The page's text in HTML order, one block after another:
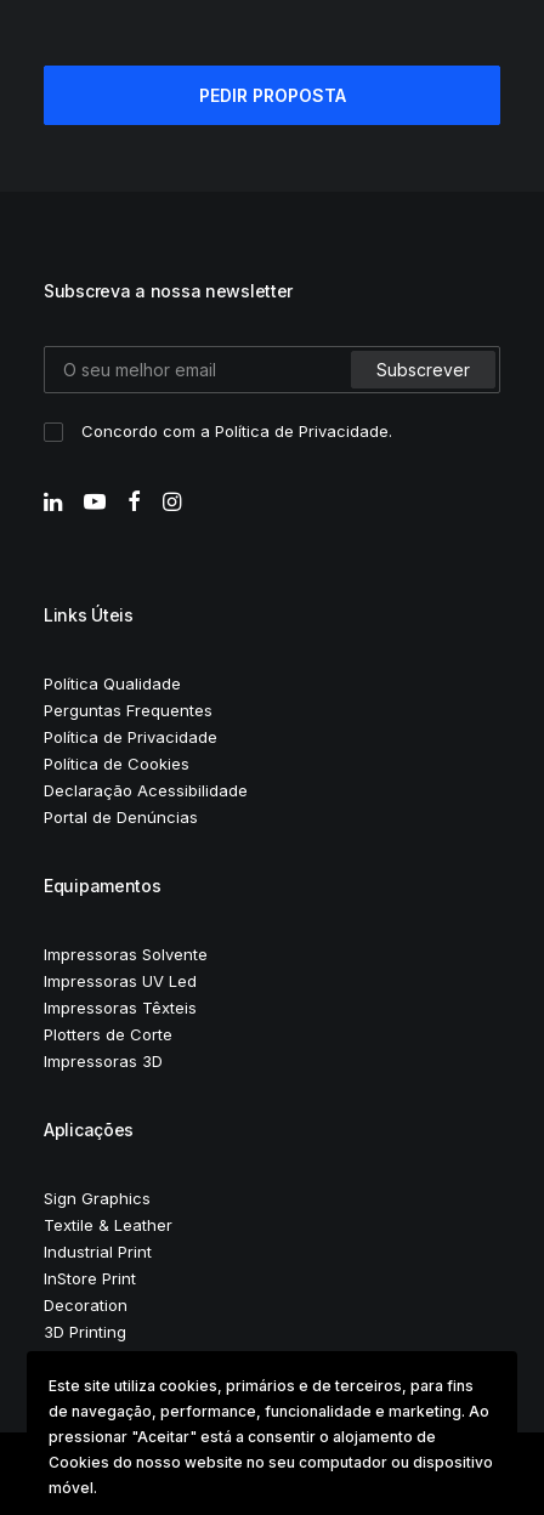
PEDIR PROPOSTA
Subscreva a nossa newsletter
Concordo com aPolítica de Privacidade.
Links Úteis
Política Qualidade
Perguntas Frequentes
Política de Privacidade
Política de Cookies
Declaração Acessibilidade
Portal de Denúncias
Equipamentos
Impressoras Solvente
Impressoras UV Led
Impressoras Têxteis
Plotters de Corte
Impressoras 3D
Aplicações
Sign Graphics
Textile & Leather
Industrial Print
InStore Print
Decoration
3D Printing
Copyright © 2025 . Digidelta Digital Dimension . Design &
Este site utiliza cookies, primários e de terceiros, para fins
de navegação, performance, funcionalidade e marketing. Ao
pressionar "Aceitar" está a consentir o alojamento de
Cookies do nosso website no seu computador ou dispositivo
móvel.